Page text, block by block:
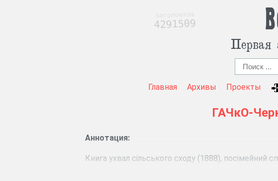
Первая
Главная Архивы Проекты
ГАЧкО-
Аннотация:
Книга ухвал сільського сходу (1888), посімейний
4291509